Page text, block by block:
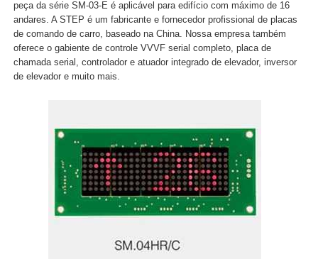
peça da série SM-03-E é aplicável para edifício com máximo de 16
andares. A STEP é um fabricante e fornecedor profissional de placas
de comando de carro, baseado na China. Nossa empresa também
oferece o gabiente de controle VVVF serial completo, placa de
chamada serial, controlador e atuador integrado de elevador, inversor
de elevador e muito mais.